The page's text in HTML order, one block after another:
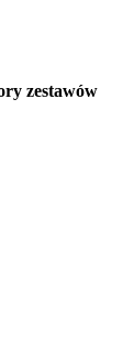
zestawów